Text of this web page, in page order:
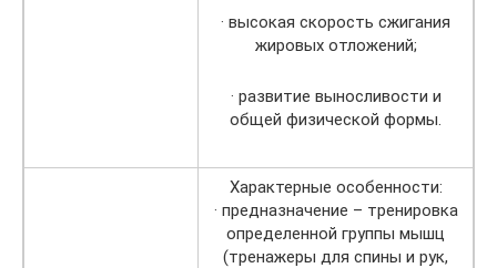
· высокая скорость сжигания
жировых отложений;
· развитие выносливости и
общей физической формы.
Характерные особенности:
· предназначение – тренировка
определенной группы мышц
(тренажеры для спины и рук,